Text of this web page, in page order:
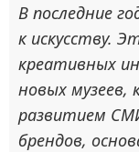
В последние
к искусству.
креативных
новых музеев,
развитием
брендов,